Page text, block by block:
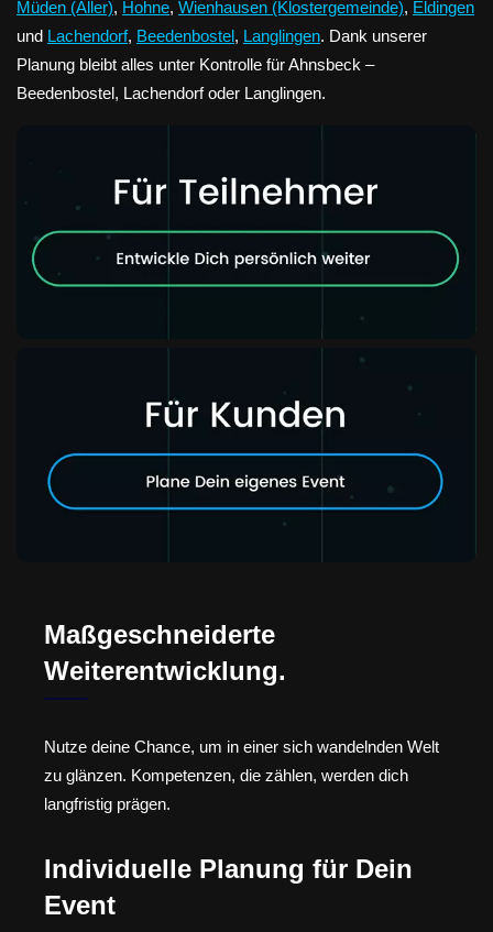
Müden (Aller), Hohne, Wienhausen (Klostergemeinde), Eldingen
und Lachendorf, Beedenbostel, Langlingen. Dank unserer
Planung bleibt alles unter Kontrolle für Ahnsbeck –
Beedenbostel, Lachendorf oder Langlingen.
Maßgeschneiderte
Weiterentwicklung.
Nutze deine Chance, um in einer sich wandelnden Welt
zu glänzen. Kompetenzen, die zählen, werden dich
langfristig prägen.
Individuelle Planung für Dein
Event